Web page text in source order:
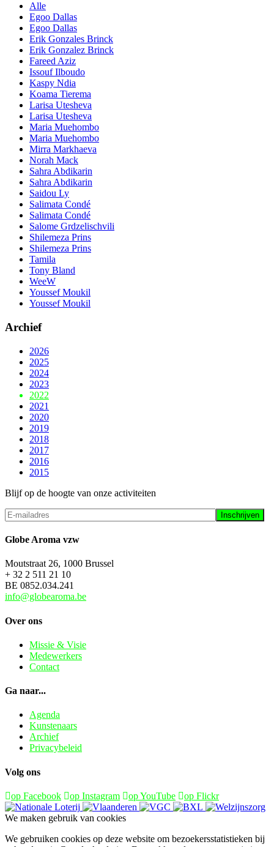
Alle
Egoo Dallas
Egoo Dallas
Erik Gonzales Brinck
Erik Gonzalez Brinck
Fareed Aziz
Issouf Ilboudo
Kaspy Ndia
Koama Tierema
Larisa Utesheva
Larisa Utesheva
Maria Muehombo
Maria Muehombo
Mirra Markhaeva
Norah Mack
Sahra Abdikarin
Sahra Abdikarin
Saidou Ly
Salimata Condé
Salimata Condé
Salome Grdzelischvili
Shilemeza Prins
Shilemeza Prins
Tamila
Tony Bland
WeeW
Youssef Moukil
Youssef Moukil
Archief
2026
2025
2024
2023
2022
2021
2020
2019
2018
2017
2016
2015
Blijf op de hoogte van onze activiteiten
Globe Aroma vzw
Moutstraat 26, 1000 Brussel
+ 32 2 511 21 10
BE 0852.034.241
info@globearoma.be
Over ons
Missie & Visie
Medewerkers
Contact
Ga naar...
Agenda
Kunstenaars
Archief
Privacybeleid
Volg ons
op Facebook op Instagram op YouTube op Flickr
We maken gebruik van cookies
We gebruiken cookies op deze website om bezoekersstatistieken bij